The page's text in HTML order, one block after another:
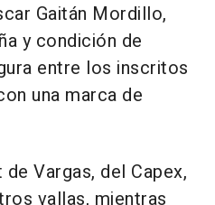
Gaitán Mordillo,
y condición de
entre los inscritos
una marca de
Vargas, del Capex,
vallas, mientras